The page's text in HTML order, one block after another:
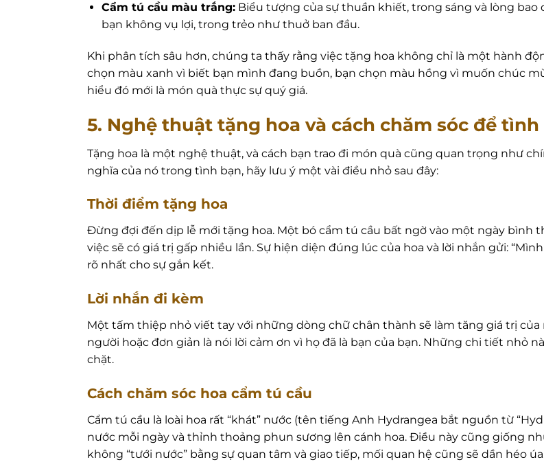
Cẩm tú cầu màu trắng:Biểu tượng của sự thuần khiết, trong sáng và lòng
bạn không vụ lợi, trong trẻo như thuở ban đầu.
Khi phân tích sâu hơn, chúng ta thấy rằng việc tặng hoa không chỉ là một hành
chọn màu xanh vì biết bạn mình đang buồn, bạn chọn màu hồng vì muốn chúc
hiểu đó mới là món quà thực sự quý giá.
5. Nghệ thuật tặng hoa và cách chăm sóc để tình
Tặng hoa là một nghệ thuật, và cách bạn trao đi món quà cũng quan trọng như
nghĩa của nó trong tình bạn, hãy lưu ý một vài điều nhỏ sau đây:
Thời điểm tặng hoa
Đừng đợi đến dịp lễ mới tặng hoa. Một bó cẩm tú cầu bất ngờ vào một ngày bình
việc sẽ có giá trị gấp nhiều lần. Sự hiện diện đúng lúc của hoa và lời nhắn gửi:
rõ nhất cho sự gắn kết.
Lời nhắn đi kèm
Một tấm thiệp nhỏ viết tay với những dòng chữ chân thành sẽ làm tăng giá trị của
người hoặc đơn giản là nói lời cảm ơn vì họ đã là bạn của bạn. Những chi tiết nhỏ
chặt.
Cách chăm sóc hoa cẩm tú cầu
Cẩm tú cầu là loài hoa rất “khát” nước (tên tiếng Anh Hydrangea bắt nguồn từ
nước mỗi ngày và thỉnh thoảng phun sương lên cánh hoa. Điều này cũng giống
không “tưới nước” bằng sự quan tâm và giao tiếp, mối quan hệ cũng sẽ dần héo